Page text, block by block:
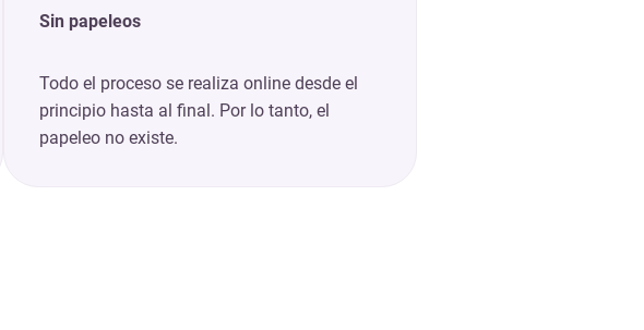
Sin papeleos
Todo el proceso se realiza online desde el
principio hasta al final. Por lo tanto, el
papeleo no existe.